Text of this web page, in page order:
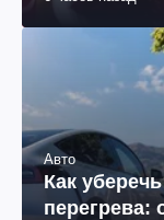
Авто
Как
перегрева: